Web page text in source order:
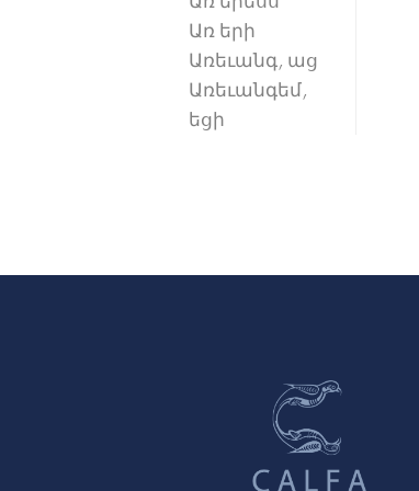
Առ երի
Առեւանգ, աց
Առեւանգեմ,
եցի